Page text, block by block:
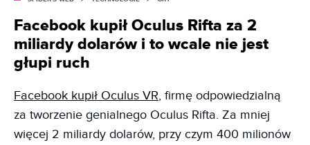
Facebook kupił Oculus Rifta za 2
miliardy dolarów i to wcale nie jest
głupi ruch
Facebook kupił Oculus VR, firmę odpowiedzialną
za tworzenie genialnego Oculus Rifta. Za mniej
więcej 2 miliardy dolarów, przy czym 400 milionów